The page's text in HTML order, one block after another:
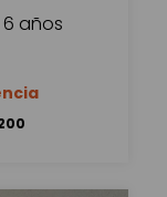
6 años